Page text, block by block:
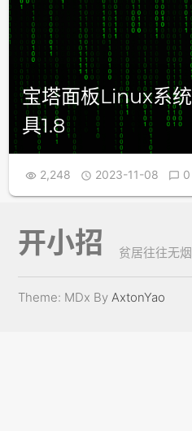
宝塔面板Linux系
具1.8
 2,248  2023-11-08  0
开小招 贫居往往无
Theme: MDx ByAxtonYao